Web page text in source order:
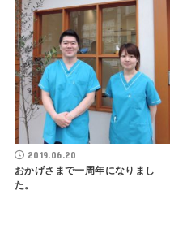
2019.06.20
おかげさまで一周年になりまし
た。